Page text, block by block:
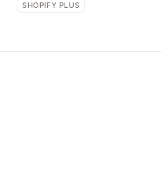
SHOPIFY PLUS